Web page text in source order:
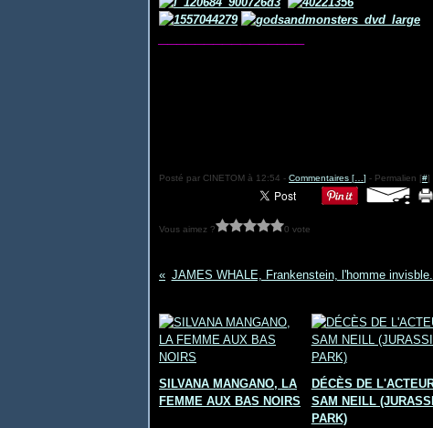
Posté par CINETOM à 12:54 - Commentaires [ ] - Permalien [#]
Vous aimez ? 0 vote
JAMES WHALE, Frankenstein, l'homme
SILVANA MANGANO, LA
FEMME AUX BAS NOIRS
DÉCÈS DE
SAM NEILL
PARK)